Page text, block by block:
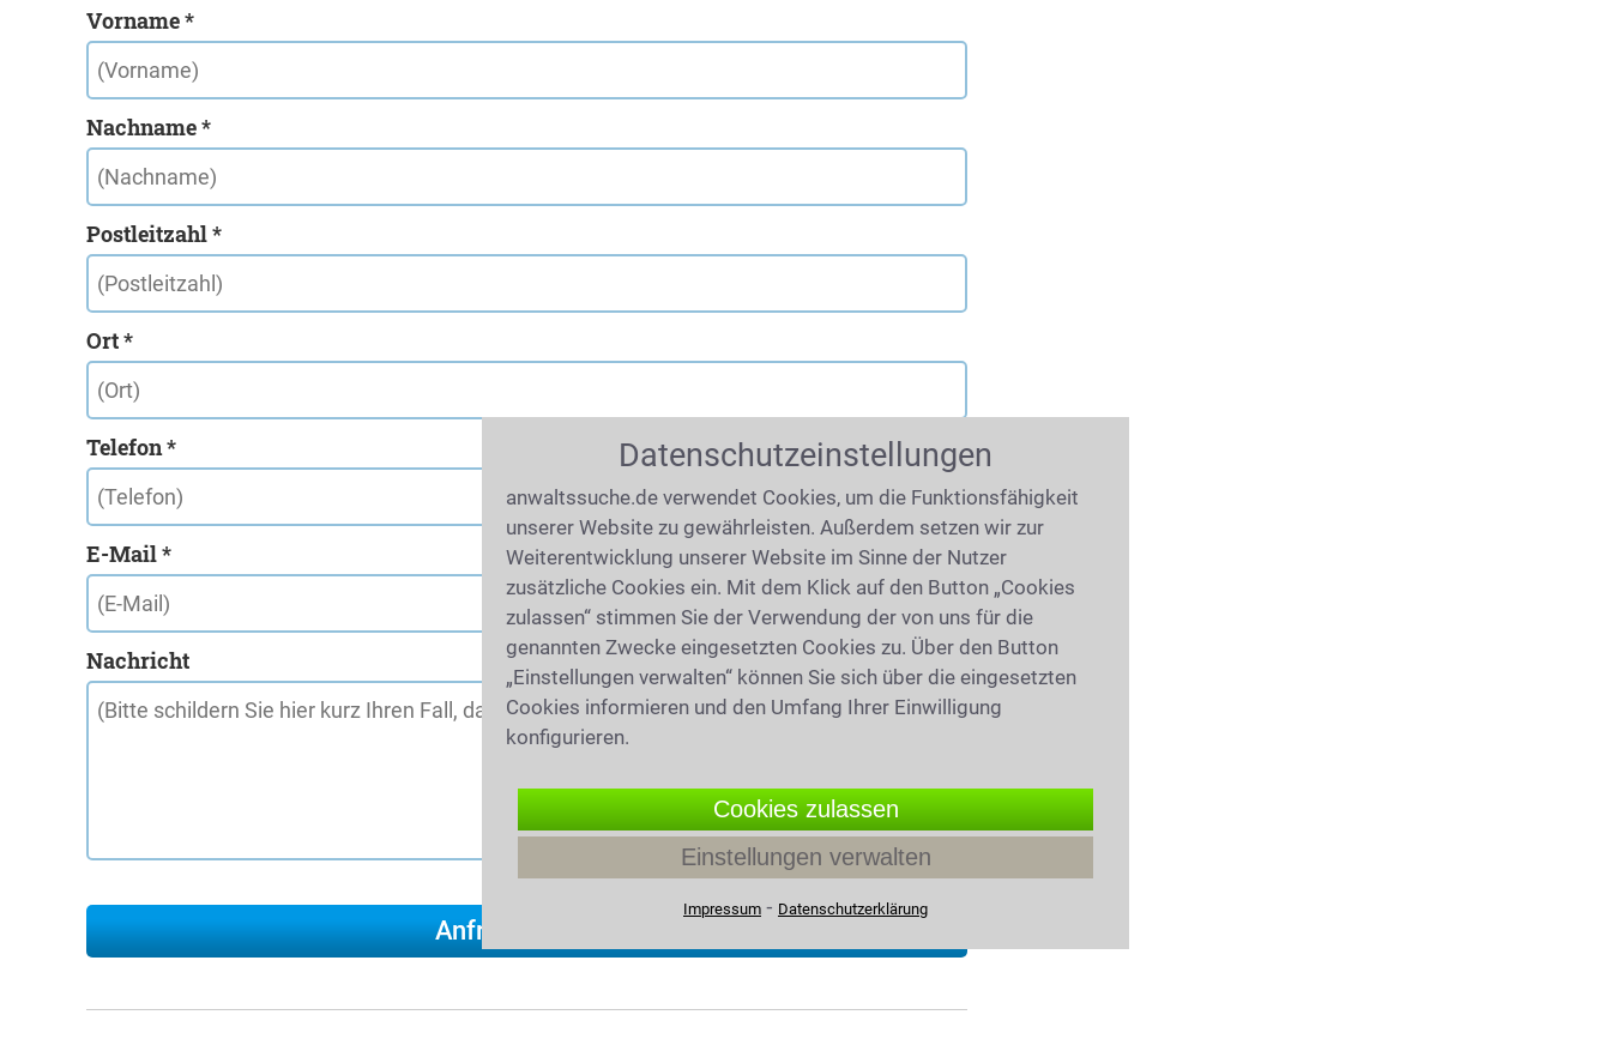
Vorname *
Nachname *
Postleitzahl *
Ort *
Telefon *
E-Mail *
Nachricht
Datenschutzeinstellungen
anwaltssuche.de verwendet Cookies, um die Funktionsfähigkeit
unserer Website zu gewährleisten. Außerdem setzen wir zur
Weiterentwicklung unserer Website im Sinne der Nutzer
zusätzliche Cookies ein. Mit dem Klick auf den Button „Cookies
zulassen“ stimmen Sie der Verwendung der von uns für die
genannten Zwecke eingesetzten Cookies zu. Über den Button
„Einstellungen verwalten“ können Sie sich über die eingesetzten
Cookies informieren und den Umfang Ihrer Einwilligung
konfigurieren.
Cookies zulassen
Einstellungen verwalten
Impressum ⁃ Datenschutzerklärung